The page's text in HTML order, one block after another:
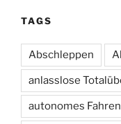
TAGS
Abschleppen
anlasslose
autonomes Fahren